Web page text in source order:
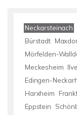
Neckarsteinach
Bürstadt
Mörfelden-
Meckesheim
Edingen-
Harxheim
Eppstein